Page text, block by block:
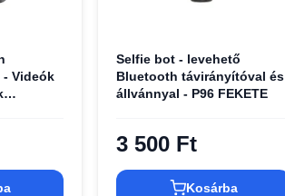
Videók
Selfie bot - levehető
Bluetooth távirányítóval és
állvánnyal - P96 FEKETE
3 500 Ft
Kosárba